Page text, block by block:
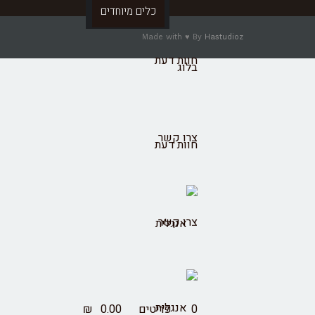
חוות דעת
צרו קשר
0 פריטים ₪ 0.00
כלים מיוחדים
בלוג
חוות דעת
צרו קשר
Made with ♥ By Hastudioz